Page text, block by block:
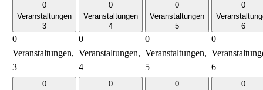
0
Veranstaltungen
3
0
Veranstaltungen,
3
0
Veranstaltungen
4
0
Veranstaltungen,
4
0
Veranstaltungen
5
0
Veranstaltungen,
5
0
6
0
6
0
0
0
0